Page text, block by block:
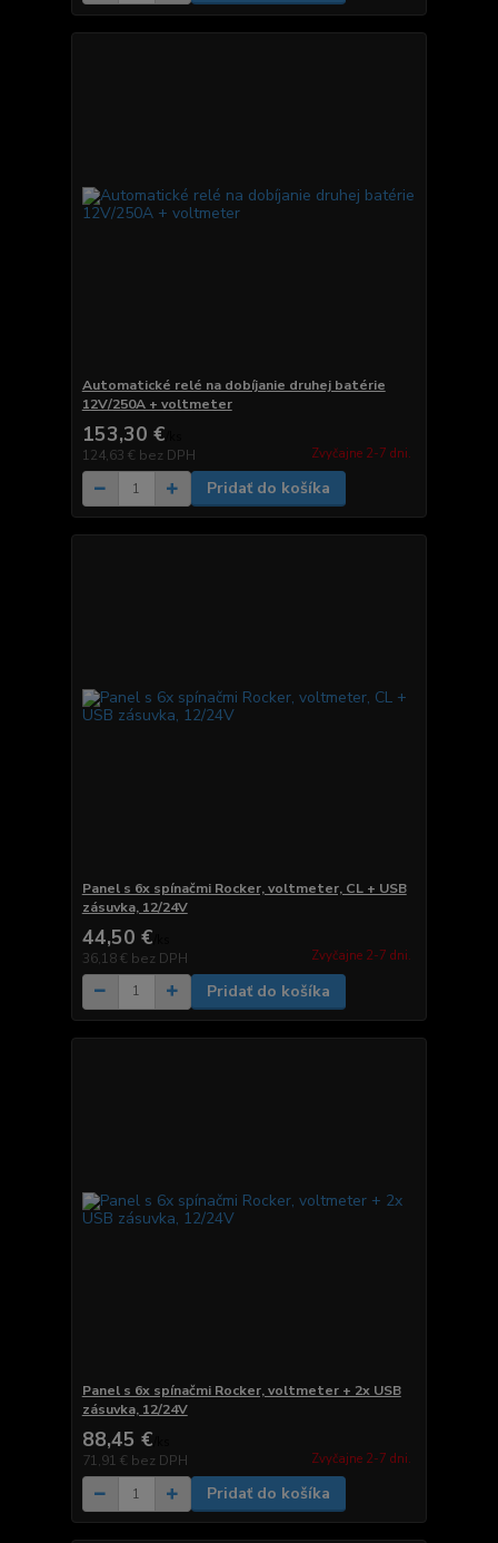
Automatické relé na dobíjanie druhej batérie
12V/250A + voltmeter
153,30 €
124,63 € bez DPH Zvyčajne 2-7 dni.
Pridať do košíka
Panel s 6x spínačmi Rocker, voltmeter, CL + USB
zásuvka, 12/24V
44,50 €
36,18 € bez DPH Zvyčajne 2-7 dni.
Pridať do košíka
Panel s 6x spínačmi Rocker, voltmeter + 2x USB
zásuvka, 12/24V
88,45 €
71,91 € bez DPH Zvyčajne 2-7 dni.
Pridať do košíka